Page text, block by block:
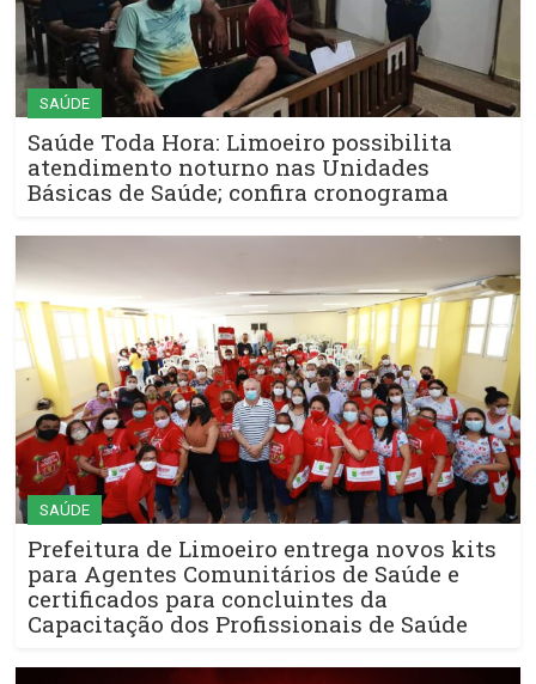
SAÚDE
Saúde Toda Hora: Limoeiro possibilita
atendimento noturno nas Unidades
Básicas de Saúde; confira cronograma
SAÚDE
Prefeitura de Limoeiro entrega novos kits
para Agentes Comunitários de Saúde e
certificados para concluintes da
Capacitação dos Profissionais de Saúde